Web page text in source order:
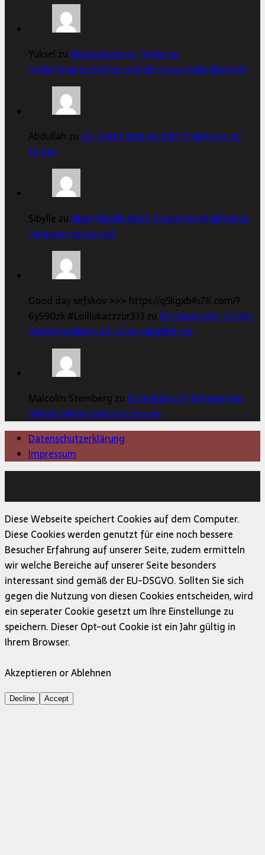
Yüksel zu#GazaGenozid: Türkische
Fußballmannschaften und der Coca-Cola-Boykott
Abdullah zu Zur Verpflichtung dem Propheten zu
folgen
Sibylle zu Islamfeindlichkeit: Algerische Muslimin in
Hannover erstochen
Good day sefskov >>> https://q5kgxb4s78.com/?
6y590zk #Lolllukazzzur333 zuAl-Chwarizmi: Großer
Mathematiker und Universalgelehrter
Malcolm Sternberg zu Oldenburg: 21-Jähriger von
Polizist hinterrücks erschossen
Datenschutzerklärung
Impressum
Diese Webseite speichert Cookies auf dem Computer.
Diese Cookies werden genutzt für eine noch bessere
Besucher Erfahrung auf unserer Seite, zudem ermitteln
wir welche Bereiche auf unserer Seite besonders
interessant sind gemäß der EU-DSGVO. Sollten Sie sich
gegen die Nutzung von diesen Cookies entscheiden, wird
ein seperater Cookie gesetzt um Ihre Einstellunge zu
speichern. Dieser Opt-out Cookie ist ein Jahr gültig in
Ihrem Browser.
Akzeptieren or Ablehnen
Decline Accept